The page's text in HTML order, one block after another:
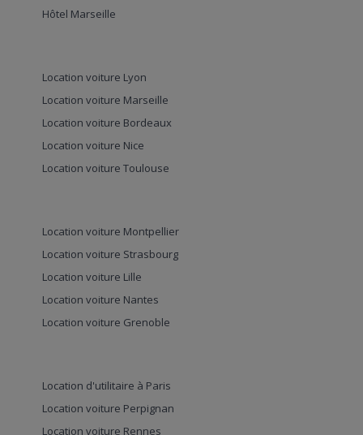
Hôtel Marseille
Location voiture Lyon
Location voiture Marseille
Location voiture Bordeaux
Location voiture Nice
Location voiture Toulouse
Location voiture Montpellier
Location voiture Strasbourg
Location voiture Lille
Location voiture Nantes
Location voiture Grenoble
Location d'utilitaire à Paris
Location voiture Perpignan
Location voiture Rennes